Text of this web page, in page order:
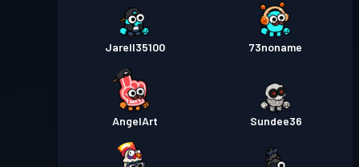
Jarell35100 73noname
AngelArt Sundee36